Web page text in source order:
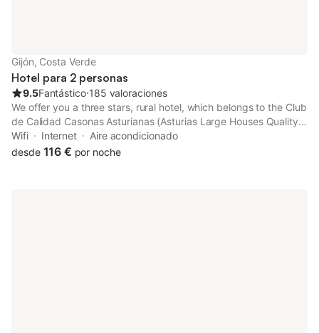
Gijón, Costa Verde
Hotel para 2 personas
9.5Fantástico⋅185 valoraciones
We offer you a three stars, rural hotel, which belongs to the Club
de Calidad Casonas Asturianas (Asturias Large Houses Quality
Club).
Wifi Internet
Aire acondicionado
desde 116 € por noche